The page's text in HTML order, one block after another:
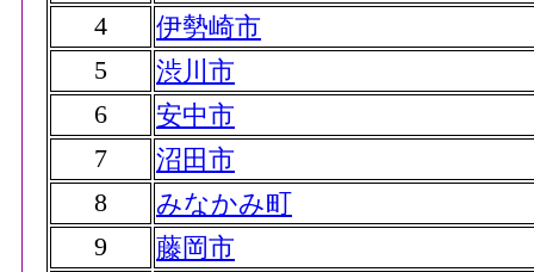
4
伊勢崎市
5
渋川市
6
安中市
7
沼田市
8
みなかみ町
9
藤岡市